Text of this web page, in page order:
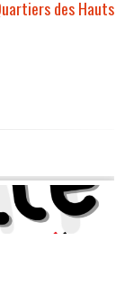
des Hauts